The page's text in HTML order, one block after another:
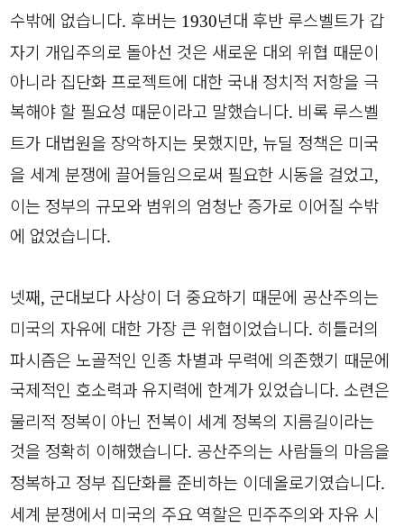
수밖에 없습니다. 후버는 1930년대 후반 루스벨트가 갑
자기 개입주의로 돌아선 것은 새로운 대외 위협 때문이
아니라 집단화 프로젝트에 대한 국내 정치적 저항을 극
복해야 할 필요성 때문이라고 말했습니다. 비록 루스벨
트가 대법원을 장악하지는 못했지만,뉴딜 정책은 미국
을 세계 분쟁에 끌어들임으로써 필요한 시동을 걸었고,
이는 정부의 규모와 범위의 엄청난 증가로 이어질 수밖
에 없었습니다.
넷째, 군대보다 사상이 더 중요하기 때문에 공산주의는
미국의 자유에 대한 가장 큰 위협이었습니다. 히틀러의
파시즘은 노골적인 인종 차별과 무력에 의존했기 때문에
국제적인 호소력과 유지력에 한계가 있었습니다. 소련은
물리적 정복이 아닌 전복이 세계 정복의 지름길이라는
것을 정확히 이해했습니다. 공산주의는 사람들의 마음을
정복하고 정부 집단화를 준비하는 이데올로기였습니다.
세계 분쟁에서 미국의 주요 역할은 민주주의와 자유 시